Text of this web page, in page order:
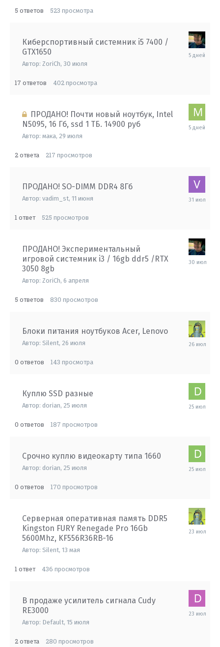
5 ответов 523 просмотра
Киберспортивный системник i5 7400 /
GTX1650
Автор: ZoriCh, 30 июля
17 ответов 402 просмотра
пятница
ПРОДАНО! Почти новый ноутбук, Intel
N5095, 16 Гб, ssd 1 ТБ. 14900 руб
Автор: мака, 29 июля
2 ответа 217 просмотров
пятница
ПРОДАНО! SO-DIMM DDR4 8Гб
Автор: vadim_st, 11 июня
1 ответ 525 просмотров
31
ПРОДАНО! Экспериментальный
игровой системник i3 / 16gb ddr5 /RTX
3050 8gb
Автор: ZoriCh, 6 апреля
5 ответов 830 просмотров
30
Блоки питания ноутбуков Acer, Lenovo
Автор: Silent, 26 июля
0 ответов 143 просмотра
26
Куплю SSD разные
Автор: dorian, 25 июля
0 ответов 187 просмотров
25
Срочно куплю видеокарту типа 1660
Автор: dorian, 25 июля
0 ответов 170 просмотров
25
Серверная оперативная память DDR5
Kingston FURY Renegade Pro 16Gb
5600Mhz, KF556R36RB-16
Автор: Silent, 13 мая
1 ответ 436 просмотров
23
В продаже усилитель сигнала Cudy
RE3000
Автор: Default, 15 июля
2 ответа 280 просмотров
23